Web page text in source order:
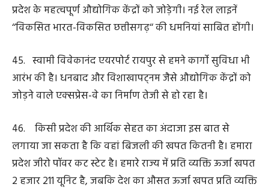
पब्लिक पॉलिसी में युवाओं को आगे लाने हमने मुख्यमंत्री सुशासन
फेलोशिप योजना आरंभ की है। इसके जरिए युवा आईआईएम
50. सुशासन तिहार के माध्यम से हम आपके गांव, आपके मोहल्ले
तक पहुंचे। वहां हितग्राहियों के चेहरे की खुशी और उत्साह देखकर
अधिक आवेदन आये और इनमें से अधिकतर आवेदनों का हमने
गुणवत्तापूर्ण निराकरण किया है।
51. भ्रष्टाचार तब पनपता है जब आम जनता को कार्यालयों के बार-